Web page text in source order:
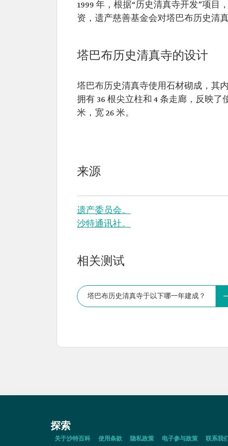
1999 年，根据“历史清真寺开发”项目
资，遗产慈善基金会对塔巴布历史清
塔巴布历史清真寺的设计
塔巴布历史清真寺使用石材砌成，其
拥有 36 根尖立柱和 4 条走廊，反映
米，宽 26 米。
来源
遗产委员会。
沙特通讯社。
相关测试
塔巴布历史清真寺于以下哪一年建成？
探索
关于沙特百科 使用条款 隐私政策 电子参与政策 联系我们